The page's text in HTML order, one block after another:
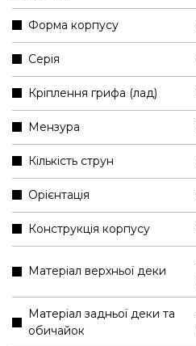
Форма корпусу
Серія
Кріплення грифа (лад)
Мензура
Кількість струн
Орієнтація
Конструкція корпусу
Матеріал верхньої деки
Матеріал задньої деки та
обичайок